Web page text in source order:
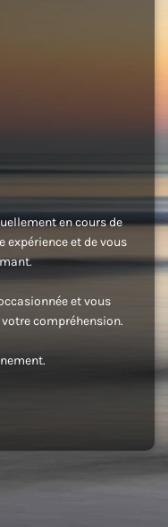
en cours de
expérience et de vous
et vous
compréhension.